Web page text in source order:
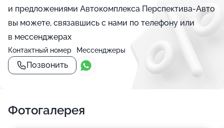
и предложениями Автокомплекса Перспектива-Авто
вы можете, связавшись с нами по телефону или
в мессенджерах
Контактный номер
Позвонить
Мессенджеры
Фотогалерея